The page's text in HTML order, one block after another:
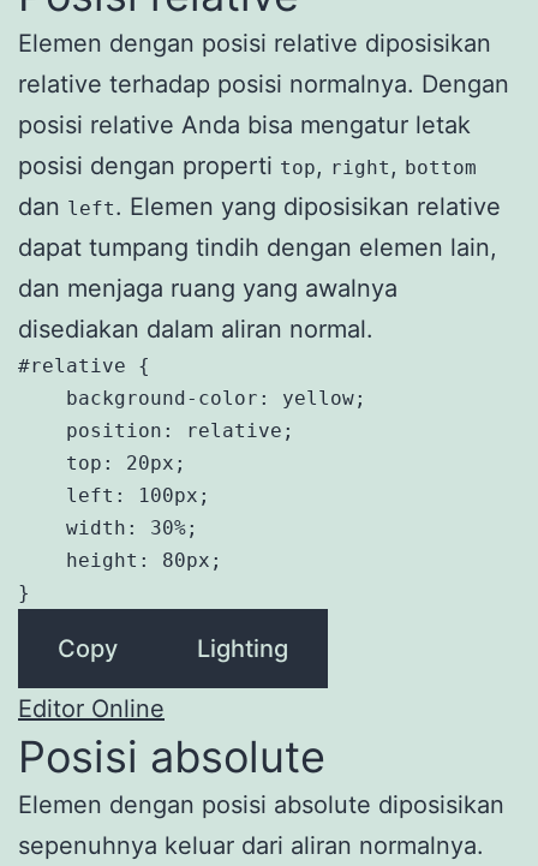
Elemen dengan posisi relative diposisikan
relative terhadap posisi normalnya. Dengan
posisi relative Anda bisa mengatur letak
posisi dengan properti top, right , bottom
dan left. Elemen yang diposisikan relative
dapat tumpang tindih dengan elemen lain,
dan menjaga ruang yang awalnya
disediakan dalam aliran normal.
#relative {
    background-color: yellow;
    position: relative;
    top: 20px;
    left: 100px;
    width: 30%;
    height: 80px;
}
Copy Lighting
Editor Online
Posisi absolute
Elemen dengan posisi absolute diposisikan
sepenuhnya keluar dari aliran normalnya.